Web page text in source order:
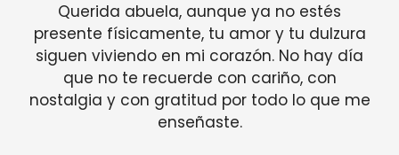
Querida abuela, aunque ya no estés
presente físicamente, tu amor y tu dulzura
siguen viviendo en mi corazón. No hay día
que no te recuerde con cariño, con
nostalgia y con gratitud por todo lo que me
enseñaste.